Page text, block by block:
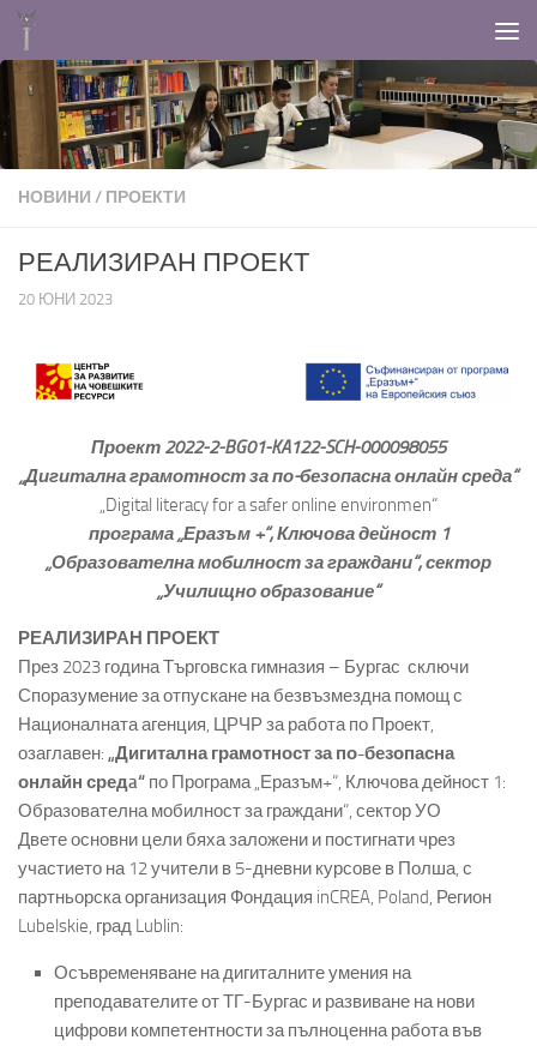
НОВИНИ / ПРОЕКТИ
РЕАЛИЗИРАН ПРОЕКТ
20 ЮНИ 2023
Проект 2022-2-BG01-KA122-SCH-000098055
„Дигитална грамотност за по-безопасна онлайн среда“
„Digital literacy for a safer online environmen“
програма „Еразъм +“, Ключова дейност 1
„Образователна мобилност за граждани“, сектор
„Училищно образование“
РЕАЛИЗИРАН ПРОЕКТ
През 2023 година Търговска гимназия – Бургас сключи
Споразумение за отпускане на безвъзмездна помощ с
Националната агенция, ЦРЧР за работа по Проект,
озаглавен: „Дигитална грамотност за по-безопасна
онлайн средa“ по Програма „Еразъм+“, Ключова дейност 1:
Образователна мобилност за граждани“, сектор УО
Двете основни цели бяха заложени и постигнати чрез
участието на 12 учители в 5-дневни курсове в Полша, с
партньорска организация Фондация inCREA, Poland, Регион
Lubelskie, град Lublin:
Осъвременяване на дигиталните умения на
преподавателите от ТГ-Бургас и развиване на нови
цифрови компетентности за пълноценна работа във